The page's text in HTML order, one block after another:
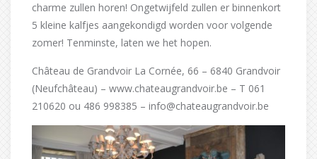
charme zullen horen! Ongetwijfeld zullen er binnenkort
5 kleine kalfjes aangekondigd worden voor volgende
zomer! Tenminste, laten we het hopen.
Château de Grandvoir La Cornée, 66 – 6840 Grandvoir
(Neufchâteau) – www.chateaugrandvoir.be – T 061
210620 ou 486 998385 – info@chateaugrandvoir.be